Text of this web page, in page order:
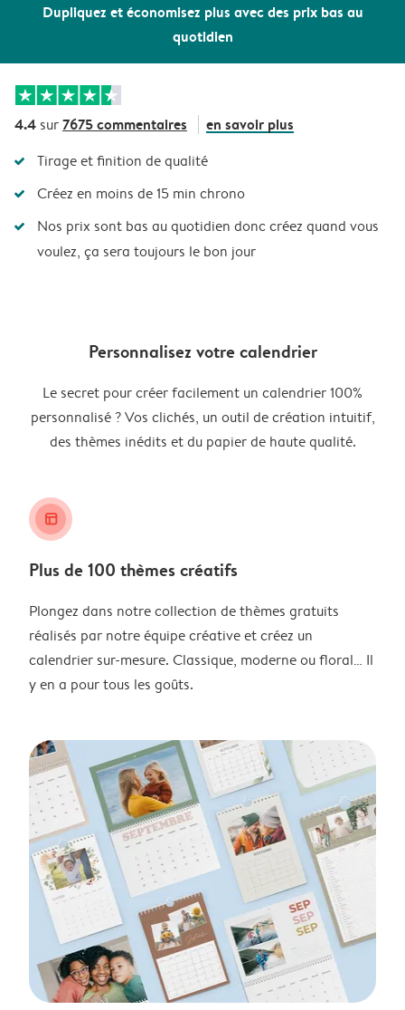
Dupliquez et économisez plus avec des prix bas au
quotidien
4.4 sur7675 commentaires en savoir plus
Tirage et finition de qualité
Créez en moins de 15 min chrono
Nos prix sont bas au quotidien donc créez quand vous
voulez, ça sera toujours le bon jour
Personnalisez votre calendrier
Le secret pour créer facilement un calendrier 100%
personnalisé ? Vos clichés, un outil de création intuitif,
des thèmes inédits et du papier de haute qualité.
layout_alt
Plus de 100 thèmes créatifs
Plongez dans notre collection de thèmes gratuits
réalisés par notre équipe créative et créez un
calendrier sur-mesure. Classique, moderne ou floral… Il
y en a pour tous les goûts.